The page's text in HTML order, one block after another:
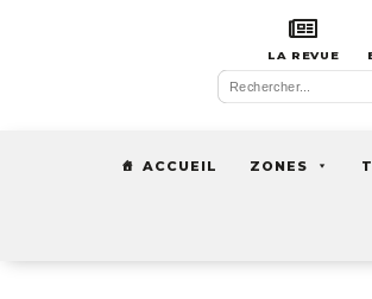
LA REVUE
Search
for:
ACCUEIL ZONES